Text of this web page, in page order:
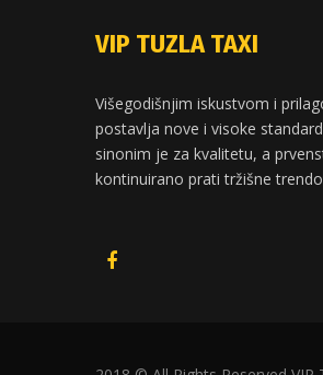
VIP TUZLA TAXI
Višegodišnjim iskustvom i
postavlja nove i visoke
sinonim je za kvalitetu, a
kontinuirano prati tržišne